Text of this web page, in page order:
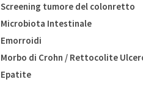
Screening tumore del colonretto
Microbiota Intestinale
Emorroidi
Morbo di Crohn / Rettocolite
Epatite